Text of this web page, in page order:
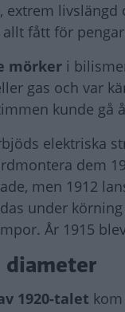
extrem livslängd
allt fått för
mörker i
gas och var
kunde gå
elektriska
dem
men 1912
under
År 1915
diameter
1920-talet